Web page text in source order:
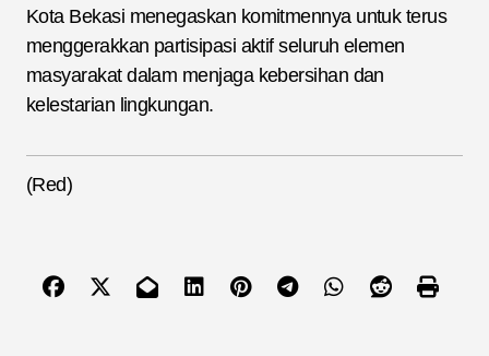
Kota Bekasi menegaskan komitmennya untuk terus
menggerakkan partisipasi aktif seluruh elemen
masyarakat dalam menjaga kebersihan dan
kelestarian lingkungan.
(Red)